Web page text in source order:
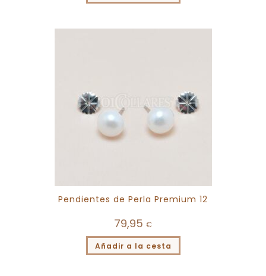
Pendientes de Perla Premium 12
79,95 €
Añadir a la cesta